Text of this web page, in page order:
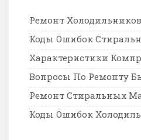
Ремонт Холодильников
Коды Ошибок
Характеристики
Вопросы По Ремонту
Ремонт Стиральных
Коды Ошибок